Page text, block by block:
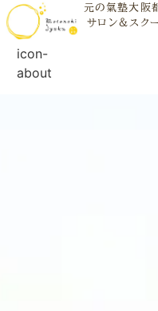
元の氣塾大阪
サロン＆スク